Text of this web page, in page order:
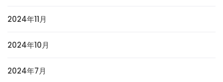
2024年11月
2024年10月
2024年7月